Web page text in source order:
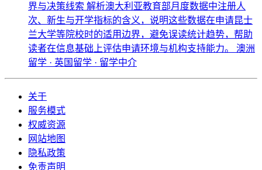
界与决策线索 解析澳大利亚教育部月度数据中注册人
次、新生与开学指标的含义，说明这些数据在申请昆士
兰大学等院校时的适用边界，避免误读统计趋势，帮助
读者在信息基础上评估申请环境与机构支持能力。 澳洲
留学 · 英国留学 · 留学中介
关于
服务模式
权威资源
网站地图
隐私政策
免责声明